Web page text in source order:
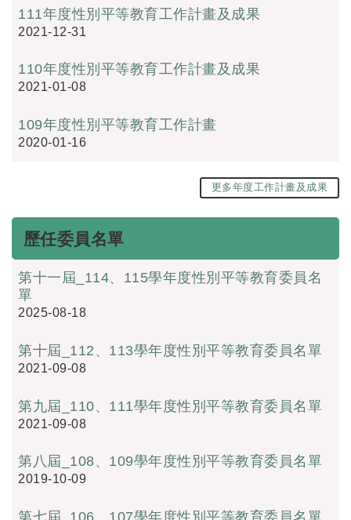
111年度性別平等教育工作計畫及成果
2021-12-31
110年度性別平等教育工作計畫及成果
2021-01-08
109年度性別平等教育工作計畫
2020-01-16
更多年度工作計畫及成果
歷任委員名單
第十一屆_114、115學年度性別平等教育委員名
單
2025-08-18
第十屆_112、113學年度性別平等教育委員名單
2021-09-08
第九屆_110、111學年度性別平等教育委員名單
2021-09-08
第八屆_108、109學年度性別平等教育委員名單
2019-10-09
第七屆_106、107學年度性別平等教育委員名單